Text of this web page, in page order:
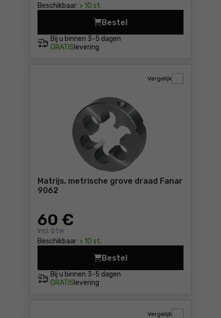
Beschikbaar: > 10 st.
Bij u binnen 3-5 dagen
GRATIS levering
Bestel
Matrijs, metrische grove
Matrijs, metrische grove draad Fanar
9062
60 €
Incl. btw
Beschikbaar: > 10 st.
Vergelijk
Bij u binnen 3-5 dagen
GRATIS levering
Bestel
Matrijs, metrische grove
Vergelijk